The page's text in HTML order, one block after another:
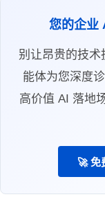
您的企业
别让昂贵的技术
能体为您深度
高价值 AI 落地
🚀 免